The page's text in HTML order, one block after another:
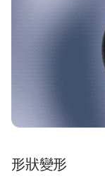
形狀變形